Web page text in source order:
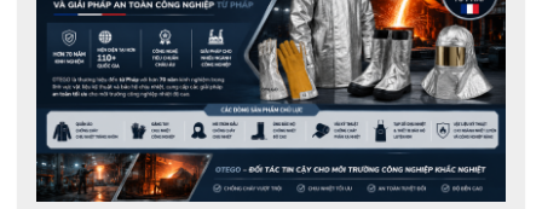
CHỐNG CHÁY OTEGO 8007
❖ Khả năng chống cháy và chịu nhiệt độ cao: Vải tráng nhôm
có khả năng phản xạ nhiệt, chống cháy và chịu nhiệt độ lên đến
1000°C. Vải sợi Aluprotect 4585 ISO11612 có khả năng chống
cháy và chịu nhiệt độ lên đến 500°C.